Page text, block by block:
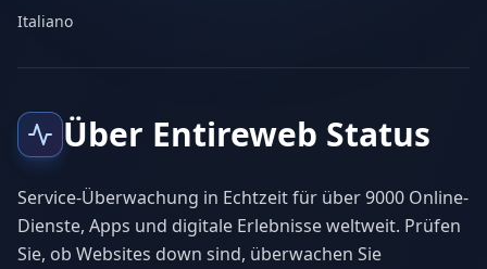
Italiano
Über Entireweb Status
Service-Überwachung in Echtzeit für über 9000 Online-
Dienste, Apps und digitale Erlebnisse weltweit. Prüfen
Sie, ob Websites down sind, überwachen Sie